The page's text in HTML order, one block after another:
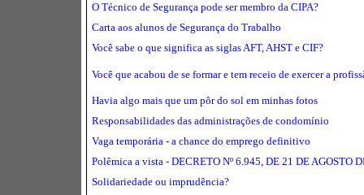
O Técnico de Segurança pode ser membro da CIPA?
Carta aos alunos de Segurança do Trabalho
Você sabe o que significa as siglas AFT, AHST e CIF?
Você que acabou de se formar e tem receio de exercer a
Havia algo mais que um pôr do sol em minhas fotos
Responsabilidades das administrações de condomínio
Vaga temporária - a chance do emprego definitivo
Polêmica a vista - DECRETO Nº 6.945, DE 21 DE AGOSTO
Solidariedade ou imprudência?